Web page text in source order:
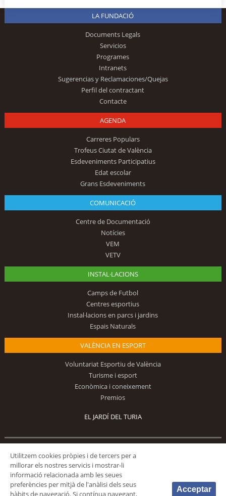
LA FUNDACIÓ
Documents Legals
Servicios
Programes
Intranets
Sugerencias y Reclamaciones/Quejas
Perfil del contractant
Contacte
AGENDA
Carreres Populars
Trofeus Ciutat de València
Esdeveniments Participatius
Edat escolar
Grans Esdeveniments
COMUNICACIÓ
Centre de Documentació
Notícies
VEM
VETV
INSTAL·LACIONS
Camps de Futbol
Centres esportius
Instal·lacions en parcs i jardins
Espais Naturals
VALÈNCIA EN ESPORT
Voluntariat Esportiu de València
Turisme i esport
Econòmica i coneixement
Premios
EL JARDÍ DEL TURIA
Utilitzem cookies pròpies i de tercers per a
millorar els nostres servicis i mostrar-li
informació relacionada amb les seues
preferències per mitjà de l'anàlisi dels seus
hàbits de navegació. Si contínua navegant,
Acceptar